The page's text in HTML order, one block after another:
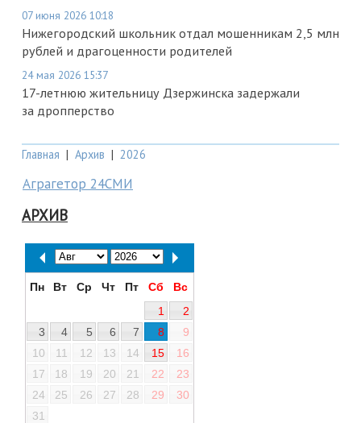
07 июня 2026 10:18
Нижегородский школьник отдал мошенникам 2,5 млн
рублей и драгоценности родителей
24 мая 2026 15:37
17-летнюю жительницу Дзержинска задержали
за дропперство
Главная | Архив | 2026
Аграгетор 24СМИ
АРХИВ
Пн Вт Ср Чт Пт Сб
Вс
1
2
3
4 5 6 7 8
9
10
11 12 13 14 15
16
17
18 19 20 21 22
23
24
25 26 27 28 29
30
31